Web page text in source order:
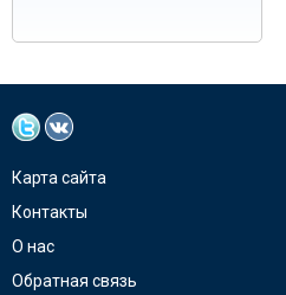
Карта сайта
Контакты
О нас
Обратная связь